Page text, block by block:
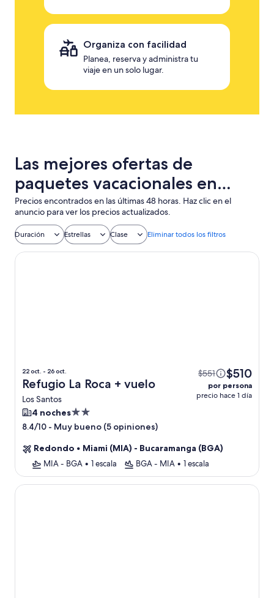
Organiza con facilidad
Planea, reserva y administra tu
viaje en un solo lugar.
Las mejores ofertas de
paquetes vacacionales en
Gamarra con vuelo + hotel
incluido
Precios encontrados en las últimas 48 horas. Haz clic en el
anuncio para ver los precios actualizados.
Duración Estrellas Clase Eliminar todos los filtros
22 oct. - 26 oct.
Refugio La Roca + vuelo
Los Santos
$551 $510
por persona
precio hace 1 día
4 nochesPropiedad
de
estrellas
8.4/10 - Muy bueno (5 opiniones)
Redondo • Miami (MIA) - Bucaramanga (BGA)
MIA - BGA • 1 escala BGA - MIA • 1 escala
Refugio La Roca
TOPOWA CLUB HOUSE RESORT